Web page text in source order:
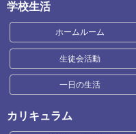
学校生活
ホームルーム
生徒会活動
一日の生活
カリキュラム